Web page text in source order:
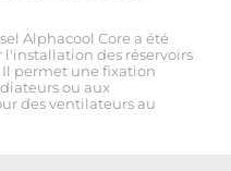
Alphacool Core a été
des réservoirs
Il permet une fixation
ou aux
des ventilateurs au